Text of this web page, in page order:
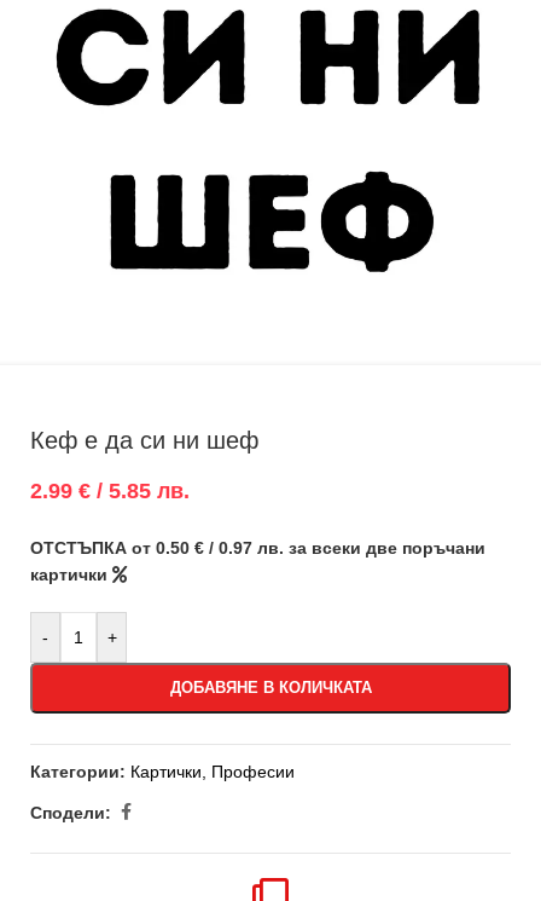
Кеф е да си ни шеф
2.99 € / 5.85 лв.
ОТСТЪПКА от 0.50 € / 0.97 лв. за всеки две поръчани
картички
- +
ДОБАВЯНЕ В КОЛИЧКАТА
Категории: Картички Професии
Сподели: